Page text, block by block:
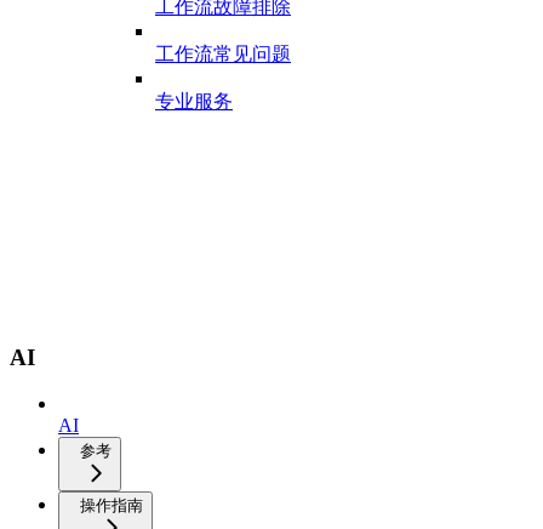
工作流故障排除
工作流常见问题
专业服务
AI
AI
参考
操作指南